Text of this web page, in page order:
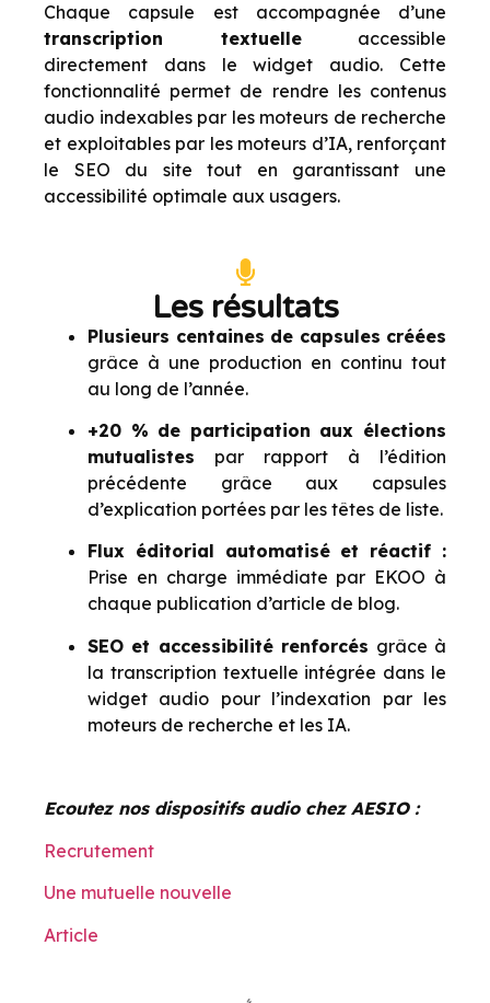
Chaque capsule est accompagnée d’une
transcription textuelleaccessible
directement dans le widget audio. Cette
fonctionnalité permet de rendre les contenus
audio indexables par les moteurs de recherche
et exploitables par les moteurs d’IA, renforçant
le SEO du site tout en garantissant une
accessibilité optimale aux usagers.
Les résultats
Plusieurs centaines de capsules créées
grâce à une production en continu tout
au long de l’année.
+20 % de participation aux élections
mutualistes par rapport à l’édition
précédente grâce aux capsules
d’explication portées par les têtes de liste.
Flux éditorial automatisé et réactif :
Prise en charge immédiate par EKOO à
chaque publication d’article de blog.
SEO et accessibilité renforcés grâce à
la transcription textuelle intégrée dans le
widget audio pour l’indexation par les
moteurs de recherche et les IA.
Ecoutez nos dispositifs audio chez AESIO :
Recrutement
Une mutuelle nouvelle
Article